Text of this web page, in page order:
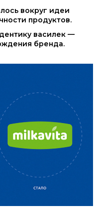
вокруг идеи
продуктов.
василек —
бренда.